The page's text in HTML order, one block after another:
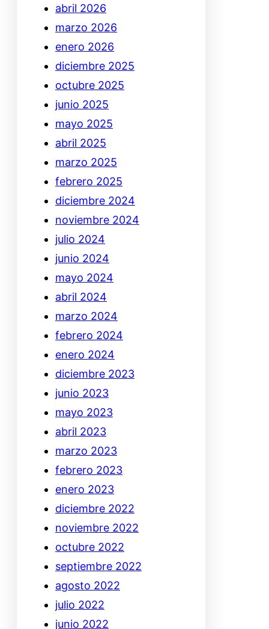
abril 2026
marzo 2026
enero 2026
diciembre 2025
octubre 2025
junio 2025
mayo 2025
abril 2025
marzo 2025
febrero 2025
diciembre 2024
noviembre 2024
julio 2024
junio 2024
mayo 2024
abril 2024
marzo 2024
febrero 2024
enero 2024
diciembre 2023
junio 2023
mayo 2023
abril 2023
marzo 2023
febrero 2023
enero 2023
diciembre 2022
noviembre 2022
octubre 2022
septiembre 2022
agosto 2022
julio 2022
junio 2022